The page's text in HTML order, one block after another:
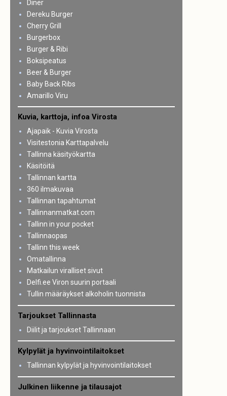
Diner
Dereku Burger
Cherry Grill
Burgerbox
Burger & Ribi
Boksipeatus
Beer & Burger
Baby Back Ribs
Amarillo Viru
Kuvia, karttoja, infoa Virosta
Ajapaik - Kuvia Virosta
Visitestonia Karttapalvelu
Tallinna käsityökartta
Käsitöitä
Tallinnan kartta
360 ilmakuvaa
Tallinnan tapahtumat
Tallinnanmatkat.com
Tallinn in your pocket
Tallinnaopas
Tallinn this week
Omatallinna
Matkailun viralliset sivut
Delfi.ee Viron suurin portaali
Tullin määräykset alkoholin tuonnista
Tarjoukset Tallinnasta
Diilit ja tarjoukset Tallinnaan
Kylpylät ja hyvinvointilaitokset
Tallinnan kylpylät ja hyvinvointilaitokset
Julkinen liikenne ja tilausajot